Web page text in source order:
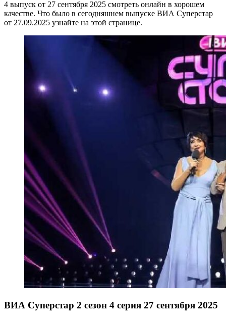
4 выпуск от 27 сентября 2025 смотреть онлайн в хорошем
качестве. Что было в сегодняшнем выпуске ВИА Суперстар
от 27.09.2025 узнайте на этой странице.
ВИА Суперстар 2 сезон 4 серия 27 сентября 2025